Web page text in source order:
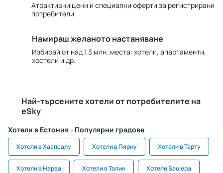
Атрактивни цени и специални оферти за регистрирани
потребители.
Намираш желаното настаняване
Избирай от над 1.3 млн. места: хотели, апартаменти,
хостели и др.
Най-търсените хотели от потребителите на
eSky
Хотели в Естония - Популярни градове
Хотели в Хаапсалу Хотели в Пярну Хотели в Тарту
Хотели в Нарва Хотели в Талин Хотели Saulepa